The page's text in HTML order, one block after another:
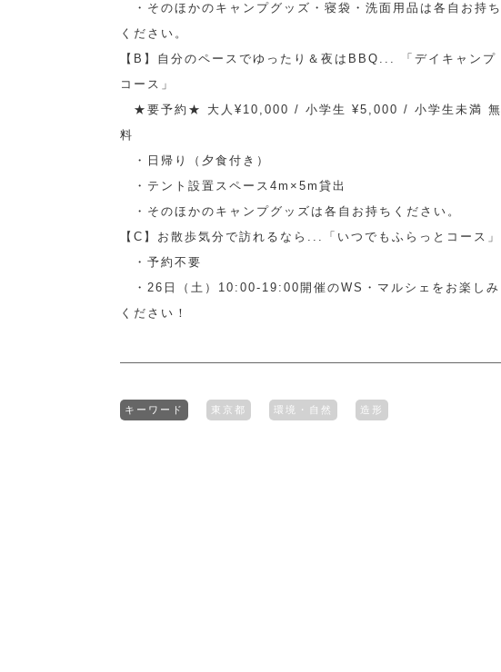
・そのほかのキャンプグッズ・寝袋・洗面用品は各自お持ち
ください。
【B】自分のペースでゆったり＆夜はBBQ... 「デイキャンプ
コース」
★要予約★ 大人¥10,000 / 小学生 ¥5,000 / 小学生未満 無
料
・日帰り（夕食付き）
・テント設置スペース4m×5m貸出
・そのほかのキャンプグッズは各自お持ちください。
【C】お散歩気分で訪れるなら...「いつでもふらっとコース」
・予約不要
・26日（土）10:00-19:00開催のWS・マルシェをお楽しみ
ください！
キーワード 東京都 環境・自然 造形